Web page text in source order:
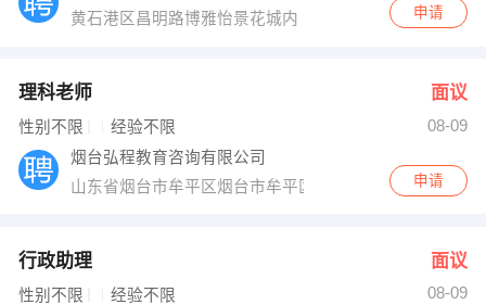
黄石港区昌明路博雅怡景花城内（黄石港检察院斜对面）
申请
理科老师 面议
性别不限 经验不限
08-09
烟台弘程教育咨询有限公司
山东省烟台市牟平区烟台市牟平区政府大街353号申请
行政助理 面议
性别不限 经验不限
08-09